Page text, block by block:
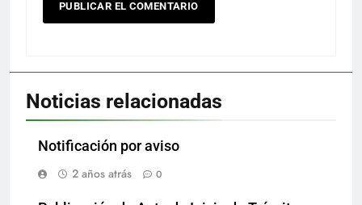
Noticias relacionadas
Notificación por aviso
2 años atrás
0